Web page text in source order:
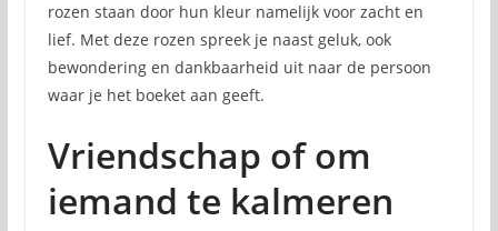
rozen staan door hun kleur namelijk voor zacht en
lief. Met deze rozen spreek je naast geluk, ook
bewondering en dankbaarheid uit naar de persoon
waar je het boeket aan geeft.
Vriendschap of om
iemand te kalmeren